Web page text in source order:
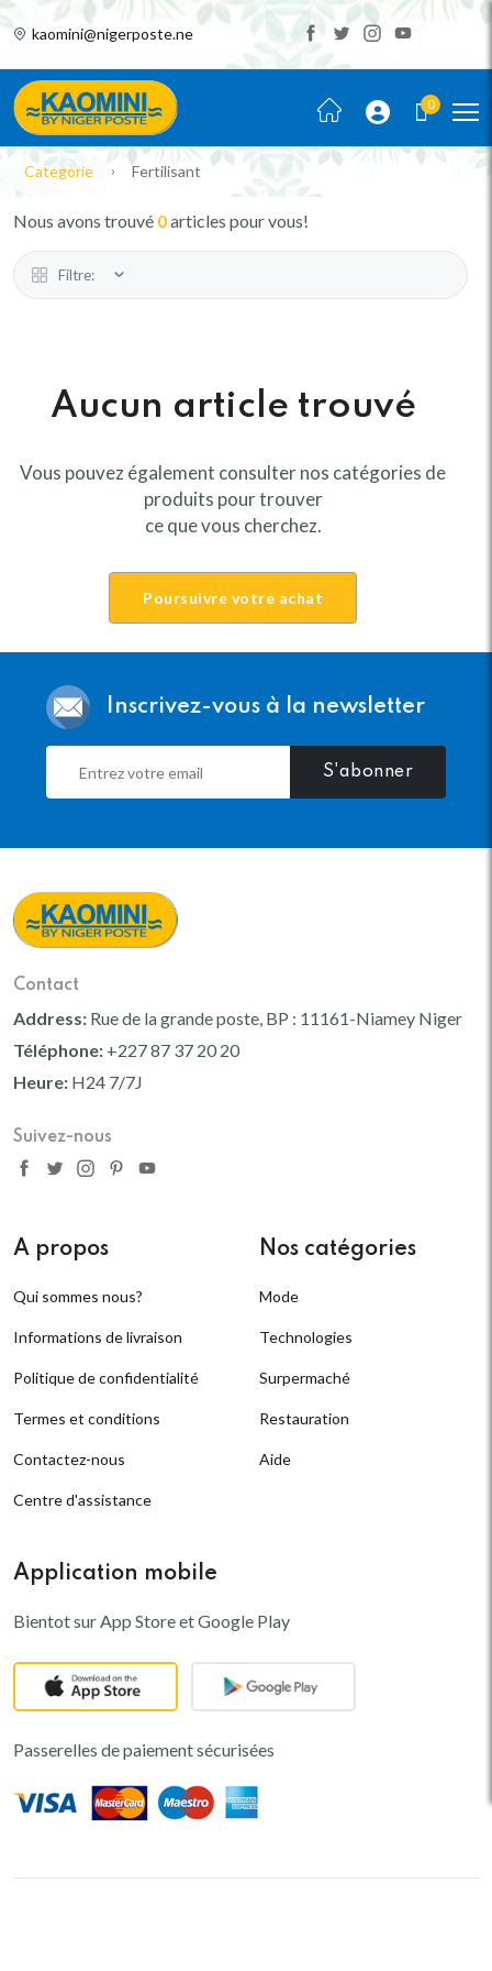
kaomini@nigerposte.ne
0
Categorie Fertilisant
Nous avons trouvé 0articles pour vous!
Filtre:
Aucun article trouvé
Vous pouvez également consulter nos catégories de
produits pour trouver
ce que vous cherchez.
Poursuivre votre achat
Inscrivez-vous à la newsletter
S'abonner
Contact
Address: Rue de la grande poste, BP : 11161-Niamey Niger
Téléphone: +227 87 37 20 20
Heure: H24 7/7J
Suivez-nous
A propos
Qui sommes nous?
Informations de livraison
Politique de confidentialité
Termes et conditions
Contactez-nous
Centre d'assistance
Nos catégories
Mode
Technologies
Surpermaché
Restauration
Aide
Application mobile
Bientot sur App Store et Google Play
Passerelles de paiement sécurisées